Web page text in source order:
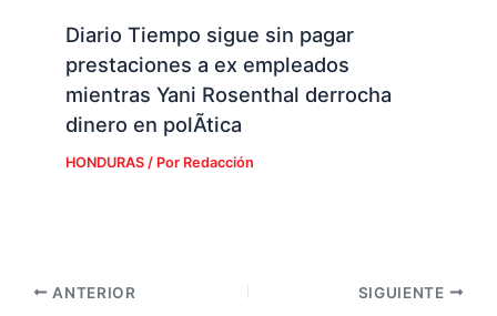
Diario Tiempo sigue sin pagar
prestaciones a ex empleados
mientras Yani Rosenthal derrocha
dinero en polÃ­tica
HONDURAS/ Por Redacción
ANTERIOR SIGUIENTE